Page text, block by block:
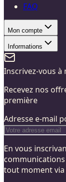
FAQ
Mon compte
Informations
Inscrivez-vous
Recevez nos
première
Adresse e-mail
En vous
tout moment via